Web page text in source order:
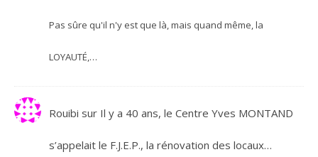
Pas sûre qu'il n'y est que là, mais quand même, la
LOYAUTÉ,…
Rouibi sur Il y a 40 ans, le Centre Yves MONTAND
s’appelait le F.J.E.P., la rénovation des locaux…